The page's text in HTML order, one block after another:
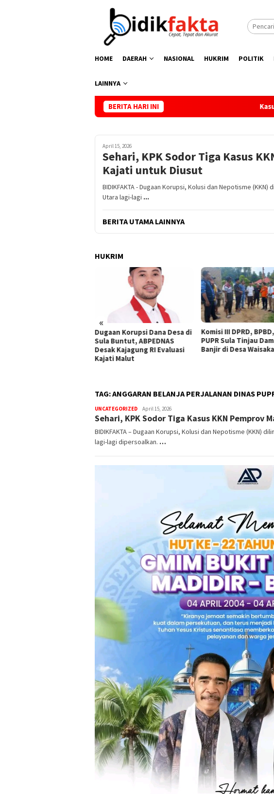
HOME DAERAH NASIONAL HUKRIM POLITIK
LAINNYA
BERITA HARI INI Kasus Kematian Karyawan
April 15, 2026
Sehari, KPK Sodor Tiga Kasus
Kajati untuk Diusut
BIDIKFAKTA - Dugaan Korupsi, Kolusi dan Nepotisme
Utara lagi-lagi ...
BERITA UTAMA LAINNYA
HUKRIM
«
Komisi III DPRD, BPBD, dan
PUPR Sula Tinjau Dampak
Banjir di Desa Waisakai
18 Rumah Warga
Banjir, Pemda Sula
Ambil Langkah
TAG:ANGGARAN BELANJA PERJALANAN DINAS
UNCATEGORIZED bidikfakta.id
April 15, 2026
Sehari, KPK Sodor Tiga Kasus KKN Pemprov
BIDIKFAKTA – Dugaan Korupsi, Kolusi dan Nepotisme (KKN)
lagi-lagi dipersoalkan. …